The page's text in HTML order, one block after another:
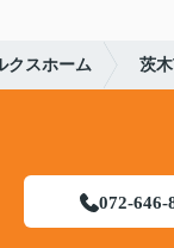
クスホーム 茨
072-646-